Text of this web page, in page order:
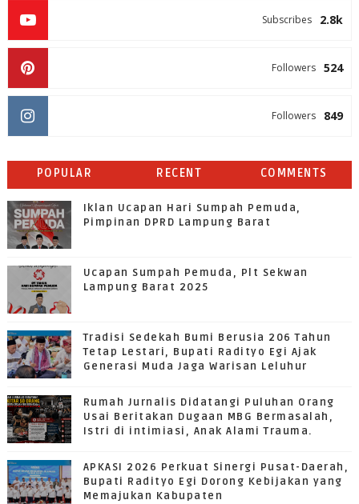
2.8k
Subscribes
524
Followers
849
Followers
POPULAR RECENT COMMENTS
Iklan Ucapan Hari Sumpah Pemuda,
Pimpinan DPRD Lampung Barat
Ucapan Sumpah Pemuda, Plt Sekwan
Lampung Barat 2025
Tradisi Sedekah Bumi Berusia 206 Tahun
Tetap Lestari, Bupati Radityo Egi Ajak
Generasi Muda Jaga Warisan Leluhur
Rumah Jurnalis Didatangi Puluhan Orang
Usai Beritakan Dugaan MBG Bermasalah,
Istri di intimiasi, Anak Alami Trauma.
APKASI 2026 Perkuat Sinergi Pusat-Daerah,
Bupati Radityo Egi Dorong Kebijakan yang
Memajukan Kabupaten